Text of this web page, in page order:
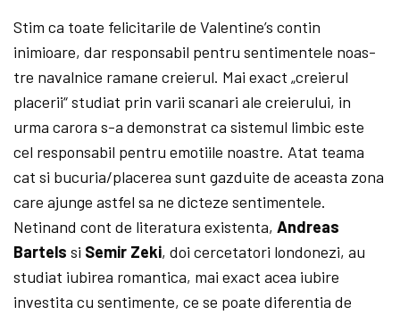
Stim ca toate felicitarile de Valentine’s con­tin
inimioare, dar responsabil pentru sentimentele noas­
tre navalnice ramane creierul. Mai exact „creierul
placerii“ studiat prin varii scanari ale creierului, in
urma carora s-a demonstrat ca sistemul limbic este
cel responsabil pentru emotiile noastre. Atat teama
cat si bucuria/placerea sunt gazduite de aceasta zona
care ajunge astfel sa ne dicteze sentimentele.
Netinand cont de literatura existenta, Andreas
Bartels si Semir Zeki, doi cercetatori londonezi, au
studiat iubirea romantica, mai exact acea iubire
investita cu sentimente, ce se poate diferentia de